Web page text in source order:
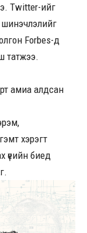
Twitter-ийг
шинэчлэлийг
Forbes-д
татжээ.
амиа алдсан
хэрэгт
үеийн биед